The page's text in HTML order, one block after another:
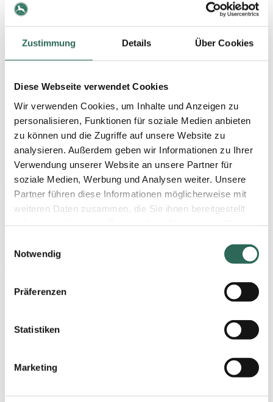
Zustimmung Details Über Cookies
Diese Webseite verwendet Cookies
Wir verwenden Cookies, um Inhalte und Anzeigen zu
personalisieren, Funktionen für soziale Medien anbieten
zu können und die Zugriffe auf unsere Website zu
analysieren. Außerdem geben wir Informationen zu Ihrer
Verwendung unserer Website an unsere Partner für
soziale Medien, Werbung und Analysen weiter. Unsere
Partner führen diese Informationen möglicherweise mit
weiteren Daten zusammen, die Sie ihnen bereitgestellt
Cookies, wenn Sie unsere Webseite weiterhin nutzen.
Notwendig
Präferenzen
Statistiken
Marketing
How to find us
Contact
How to find us
How to find us
Peter Bock GmbH
Fritz-Frey-Straße 23
69121 Heidelberg
Germany
This email address is being protected from spambots. You
need JavaScript enabled to view it.